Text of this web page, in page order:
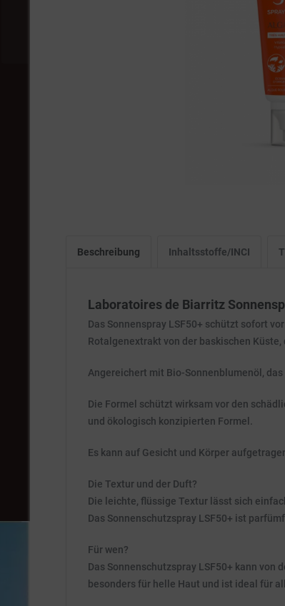
Beschreibung Inhaltsstoffe/INCI
Laboratoires de Biarritz
Das Sonnenspray LSF50+ schützt sofort
Rotalgenextrakt von der baskischen
Angereichert mit Bio-Sonnenblumenöl,
Die Formel schützt wirksam vor den
und ökologisch konzipierten Formel.
Es kann auf Gesicht und Körper
Die Textur und der Duft?
Die leichte, flüssige Textur lässt sich
Das Sonnenschutzspray LSF50+ ist
Für wen?
Das Sonnenschutzspray LSF50+ kann
besonders für helle Haut und ist ideal für